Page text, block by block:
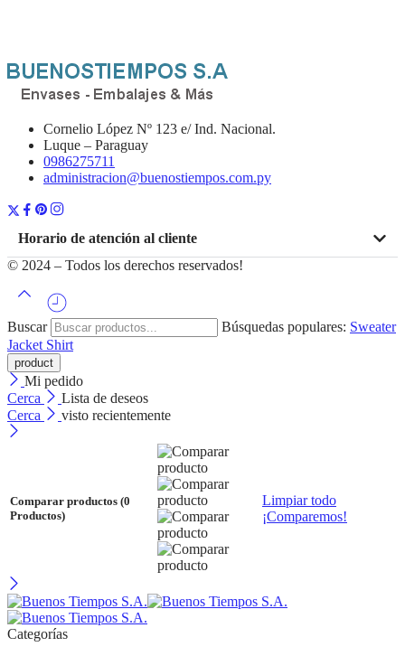
Cornelio López Nº 123 e/ Ind. Nacional.
Luque – Paraguay
0986275711
administracion@buenostiempos.com.py
Horario de atención al cliente
© 2024 – Todos los derechos reservados!
Buscar Búsquedas populares: Sweater
Jacket Shirt
Mi pedido
Cerca
Lista de deseos
Cerca
visto recientemente
Comparar productos (0
Productos)
Limpiar todo
¡Comparemos!
Categorías